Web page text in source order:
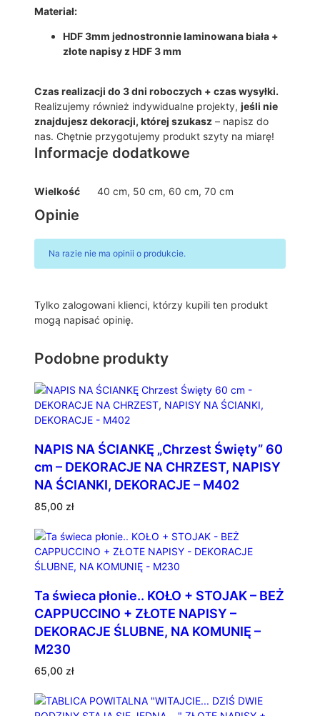
R
,
T
A
B
L
A
P
O
W
T
L
N
M
1
6
Materiał:
HDF 3mm jednostronnie laminowana biała +
złote napisy z HDF 3 mm
Czas realizacji do 3 dni roboczych + czas wysyłki.
Realizujemy również indywidualne projekty, jeśli nie
znajdujesz dekoracji, której szukasz – napisz do
nas. Chętnie przygotujemy produkt szyty na miarę!
Informacje dodatkowe
Wielkość 40 cm, 50 cm, 60 cm, 70 cm
Opinie
Na razie nie ma opinii o produkcie.
Tylko zalogowani klienci, którzy kupili ten produkt
mogą napisać opinię.
Podobne produkty
NAPIS NA ŚCIANKĘ „Chrzest Święty” 60
cm – DEKORACJE NA CHRZEST, NAPISY
NA ŚCIANKI, DEKORACJE – M402
85,00 zł
Ta świeca płonie.. KOŁO + STOJAK – BEŻ
CAPPUCCINO + ZŁOTE NAPISY –
DEKORACJE ŚLUBNE, NA KOMUNIĘ –
M230
65,00 zł